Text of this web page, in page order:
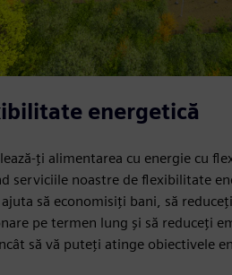
energetică
ți alimentarea cu energie cu
serviciile noastre de flexibilitate
să economisiți bani, să
pe termen lung și să reduceți
să vă puteți atinge obiectivele